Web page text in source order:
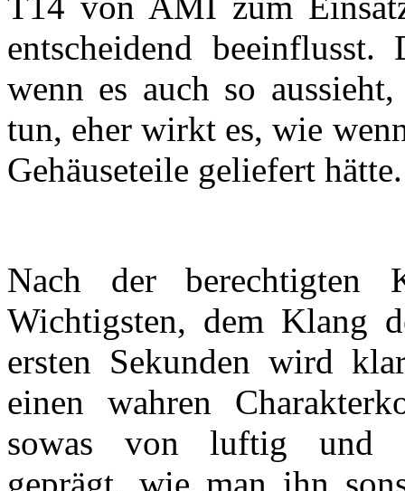
entscheidend
wenn es auch so
tun, eher wirkt es, wie
Gehäuseteile geliefert hätte.
Nach der
Wichtigsten, dem Klang
ersten Sekunden wird
einen wahren
sowas von luftig und
geprägt, wie man ihn